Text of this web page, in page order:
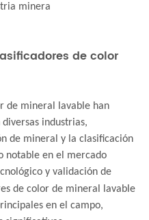
minera
de color
de mineral lavable han
industrias,
de mineral y la clasificación
notable en el mercado
y validación de
de color de mineral lavable
en el campo,